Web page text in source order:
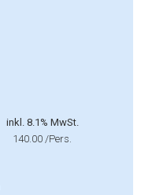
inkl. 8.1% MwSt.
140.00 /Pers.